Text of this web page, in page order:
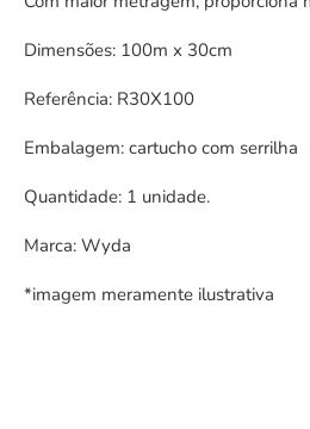
Dimensões: 100m x 30cm
Referência: R30X100
Embalagem: cartucho com serrilha
Quantidade: 1 unidade.
Marca: Wyda
*imagem meramente ilustrativa